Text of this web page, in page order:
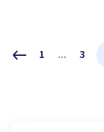
1 ... 3